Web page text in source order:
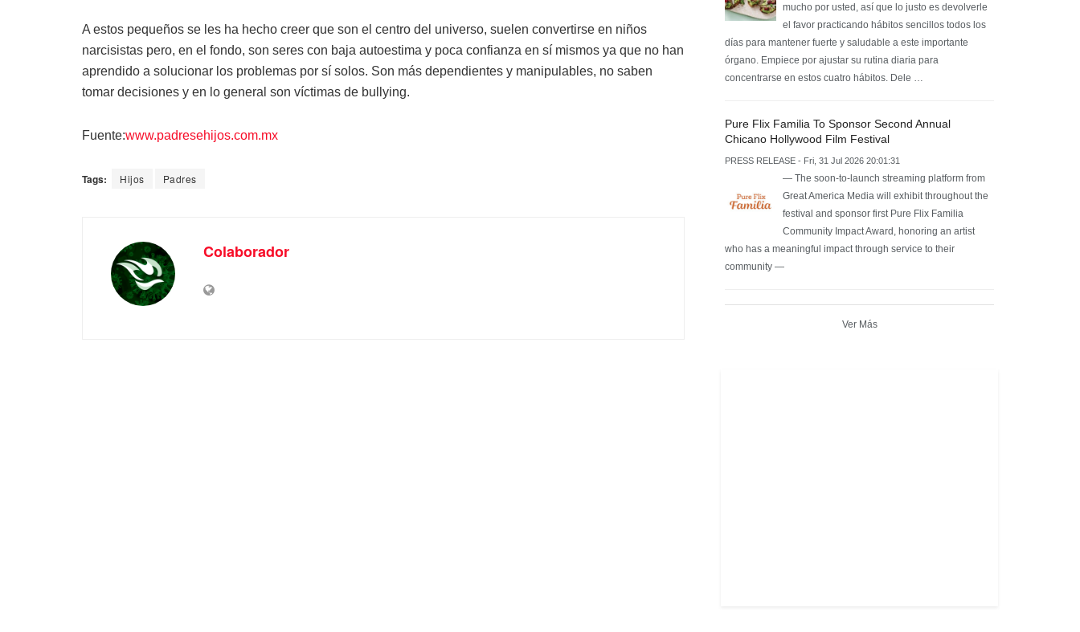
A estos pequeños se les ha hecho creer que son el centro del universo, suelen convertirse en niños
narcisistas pero, en el fondo, son seres con baja autoestima y poca confianza en sí mismos ya que no han
aprendido a solucionar los problemas por sí solos. Son más dependientes y manipulables, no saben
tomar decisiones y en lo general son víctimas de bullying.
Fuente:www.padresehijos.com.mx
Tags: Hijos Padres
Colaborador
mucho por usted, así que lo justo es devolverle
el favor practicando hábitos sencillos todos los
días para mantener fuerte y saludable a este importante
órgano. Empiece por ajustar su rutina diaria para
concentrarse en estos cuatro hábitos. Dele …
Pure Flix Familia To Sponsor Second Annual
Chicano Hollywood Film Festival
PRESS RELEASE - Fri, 31 Jul 2026 20:01:31
— The soon-to-launch streaming platform from
Great America Media will exhibit throughout the
festival and sponsor first Pure Flix Familia
Community Impact Award, honoring an artist
who has a meaningful impact through service to their
community —
Ver Más